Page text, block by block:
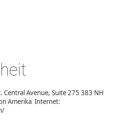
Central Avenue, Suite 275 383 NH
Amerika Internet: